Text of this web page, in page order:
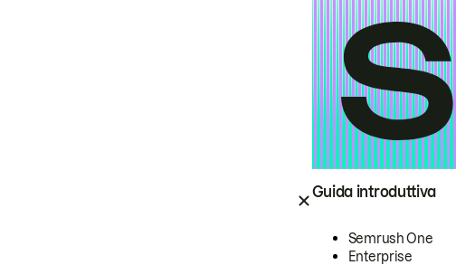
Guida introduttiva
Semrush One
Enterprise